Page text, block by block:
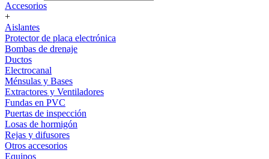
Accesorios
+
Aislantes
Protector de placa electrónica
Bombas de drenaje
Ductos
Electrocanal
Ménsulas y Bases
Extractores y Ventiladores
Fundas en PVC
Puertas de inspección
Losas de hormigón
Rejas y difusores
Otros accesorios
Equipos